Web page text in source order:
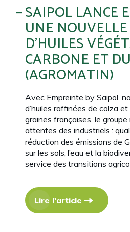
SAIPOL LANCE
UNE
D’HUILES
CARBONE ET
(AGROMATIN)
Avec Empreinte by Saipol,
d’huiles raffinées de colza
graines françaises, le
attentes des industriels :
réduction des émissions de
sur les sols, l’eau et la
service des transitions
Lire l'article